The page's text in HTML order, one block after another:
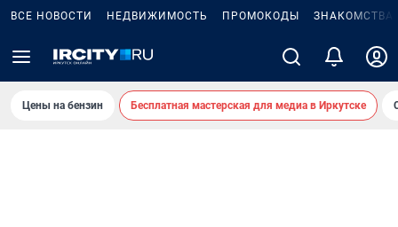
ВСЕ НОВОСТИ НЕДВИЖИМОСТЬ ПРОМОКОДЫ ЗНАКОМСТВА
Цены на бензин Бесплатная мастерская для медиа в Иркутске